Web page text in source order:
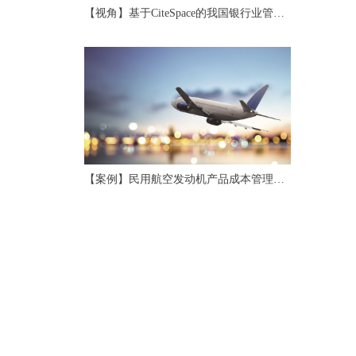
【视角】基于CiteSpace的我国银行业管理
【案例】民用航空发动机产品成本管理应